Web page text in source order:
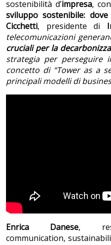
sostenibilità d’impresa,
sviluppo sostenibile:
Cicchetti, presidente di
telecomunicazioni
cruciali per la
strategia per perseguire
concetto di “Tower as a
principali modelli di
Enrica Danese,
communication,